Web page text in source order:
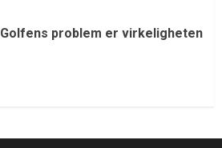
Golfens problem er virkeligheten